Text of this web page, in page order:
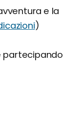
e la
)
partecipando